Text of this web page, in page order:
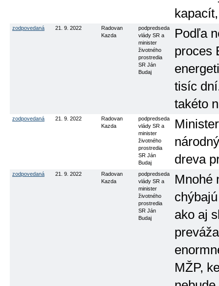
zodpovedaná 21. 9. 2022
Radovan
Kazda
podpredseda
vlády SR a
minister
životného
prostredia
SR Ján
Budaj
Podľa
proces
tisíc
takéto
zodpovedaná 21. 9. 2022
Radovan
Kazda
podpredseda
vlády SR a
minister
životného
prostredia
SR Ján
Budaj
dreva
zodpovedaná 21. 9. 2022
Radovan
Kazda
podpredseda
vlády SR a
minister
životného
prostredia
SR Ján
Budaj
Mnohé
ako aj
MŽP,